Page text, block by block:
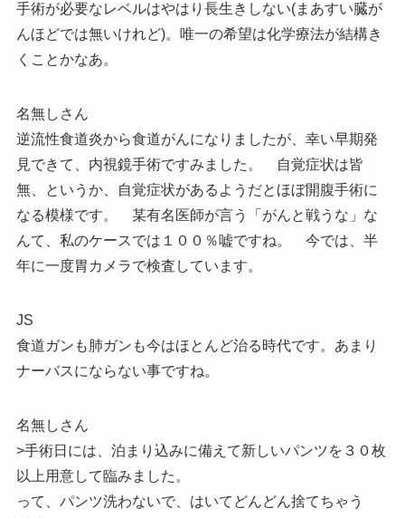
手術が必要なレベルはやはり長生きしない(まあすい臓が
んほどでは無いけれど)。唯一の希望は化学療法が結構き
くことかなあ。
名無しさん
逆流性食道炎から食道がんになりましたが、幸い早期発
見できて、内視鏡手術ですみました。 自覚症状は皆
無、というか、自覚症状があるようだとほぼ開腹手術に
なる模様です。 某有名医師が言う「がんと戦うな」な
んて、私のケースでは１００％嘘ですね。 今では、半
年に一度胃カメラで検査しています。
JS
食道ガンも肺ガンも今はほとんど治る時代です。あまり
ナーバスにならない事ですね。
名無しさん
>手術日には、泊まり込みに備えて新しいパンツを３０枚
以上用意して臨みました。
って、パンツ洗わないで、はいてどんどん捨てちゃう